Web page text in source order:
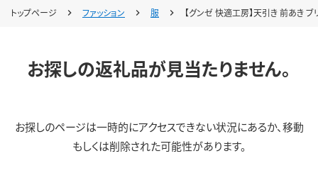
トップページ ファッション 服 【グンゼ 快適工房】天引き 前あき
お探しの返礼品が見当たりません。
お探しのページは一時的にアクセスできない状況にあるか、移動
もしくは削除された可能性があります。